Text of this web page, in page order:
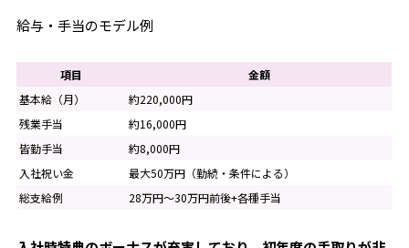
給与・手当のモデル例
項目
金額
基本給（月）
約220,000円
残業手当
約16,000円
皆勤手当
約8,000円
入社祝い金
最大50万円（勤続・条件による）
総支給例
28万円～30万円前後+各種手当